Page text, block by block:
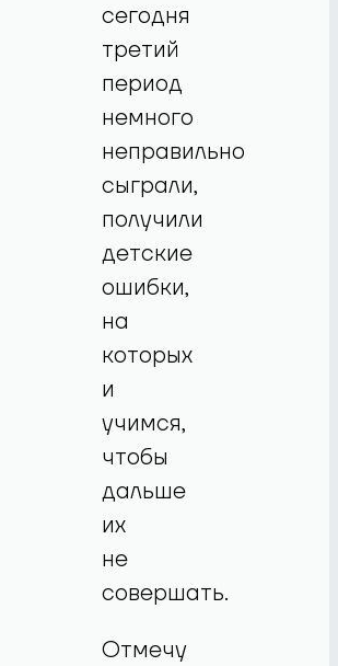
сегодня
третий
период
немного
неправильно
сыграли,
получили
детские
ошибки,
на
которых
и
учимся,
чтобы
дальше
их
не
совершать.
Отмечу